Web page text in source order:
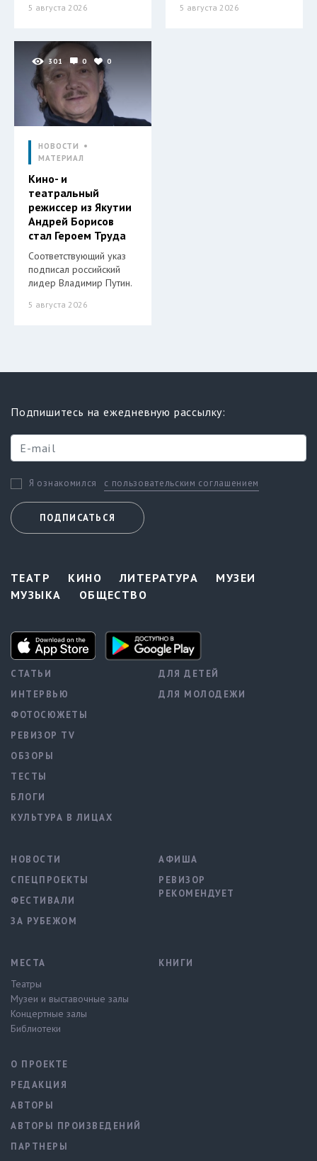
5 августа 2026 5 августа 2026
301 0 0
НОВОСТИ
МАТЕРИАЛ
Кино- и
театральный
режиссер из Якутии
Андрей Борисов
стал Героем Труда
Соответствующий указ
подписал российский
лидер Владимир Путин.
5 августа 2026
Подпишитесь на ежедневную рассылку:
Я ознакомился с пользовательским соглашением
ПОДПИСАТЬСЯ
ТЕАТР КИНО ЛИТЕРАТУРА
МУЗЕИ
МУЗЫКА
ОБЩЕСТВО
СТАТЬИ
ИНТЕРВЬЮ
ФОТОСЮЖЕТЫ
РЕВИЗОР TV
ОБЗОРЫ
ТЕСТЫ
БЛОГИ
КУЛЬТУРА В ЛИЦАХ
ДЛЯ ДЕТЕЙ
ДЛЯ МОЛОДЕЖИ
НОВОСТИ
СПЕЦПРОЕКТЫ
ФЕСТИВАЛИ
ЗА РУБЕЖОМ
АФИША
РЕВИЗОР
РЕКОМЕНДУЕТ
МЕСТА
Театры
Музеи и выставочные залы
Концертные залы
Библиотеки
КНИГИ
О ПРОЕКТЕ
РЕДАКЦИЯ
АВТОРЫ
АВТОРЫ ПРОИЗВЕДЕНИЙ
ПАРТНЕРЫ